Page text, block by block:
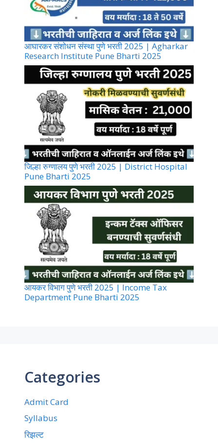
आघारकर संशोधन संस्था पुणे भरती 2025 | Agharkar
Research Institute Pune Bharti 2025
जिल्हा रुग्णालय पुणे भरती 2025 | District Hospital
Pune Bharti 2025
आयकर विभाग पुणे भरती 2025 | Income Tax
Department Pune Bharti 2025
Categories
Admit Card
Syllabus
रिझल्ट